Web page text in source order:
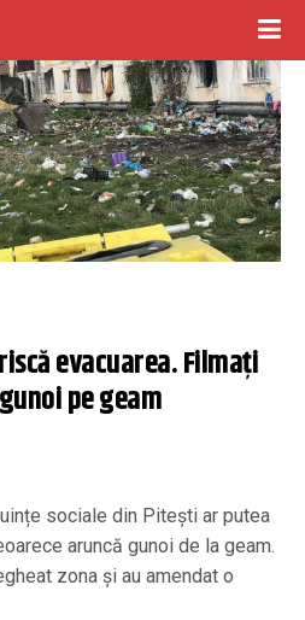
evacuarea. Filmați
pe geam
sociale din Pitești ar putea
aruncă gunoi de la geam.
zona și au amendat o